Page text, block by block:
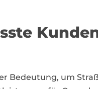
Bedeutung, um